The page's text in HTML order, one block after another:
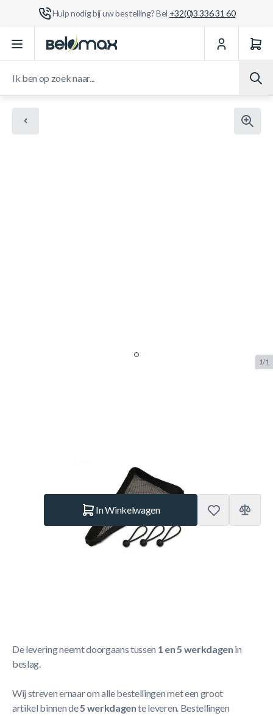
Hulp nodig bij uw bestelling? Bel +32(0)3 336 31 60
Ga naar de inhoud
1/1
In Winkelwagen
De levering neemt doorgaans tussen 1 en 5 werkdagen in
beslag.
Wij streven ernaar om alle bestellingen met een groot
artikel binnen de5 werkdagente leveren. Bestellingen